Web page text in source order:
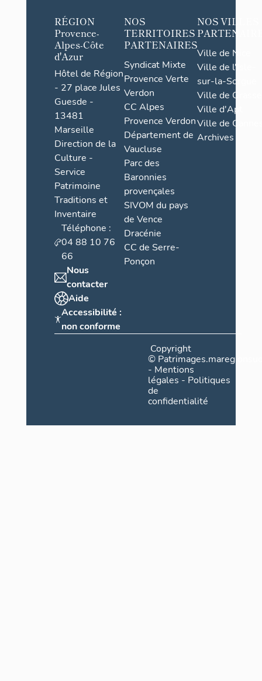
RÉGION
Provence-
Alpes-Côte
d'Azur
Hôtel de Région
- 27 place Jules
Guesde -
13481
Marseille
Direction de la
Culture -
Service
Patrimoine
Traditions et
Inventaire
Téléphone :
04 88 10 76
66
Nous
contacter
Aide
Accessibilité :
non conforme
NOS
TERRITOIRES
PARTENAIRES
Syndicat Mixte
Provence Verte
Verdon
CC Alpes
Provence Verdon
Département de
Vaucluse
Parc des
Baronnies
provençales
SIVOM du pays
de Vence
Dracénie
CC de Serre-
Ponçon
NOS VILLES
Ville de Nice
Ville de l'Isle-
sur-la-Sorgue
Ville de Grasse
Ville d'Apt
Ville de
Archives
Copyright
©
- Mentions
légales - Politiques
de
confidentialité